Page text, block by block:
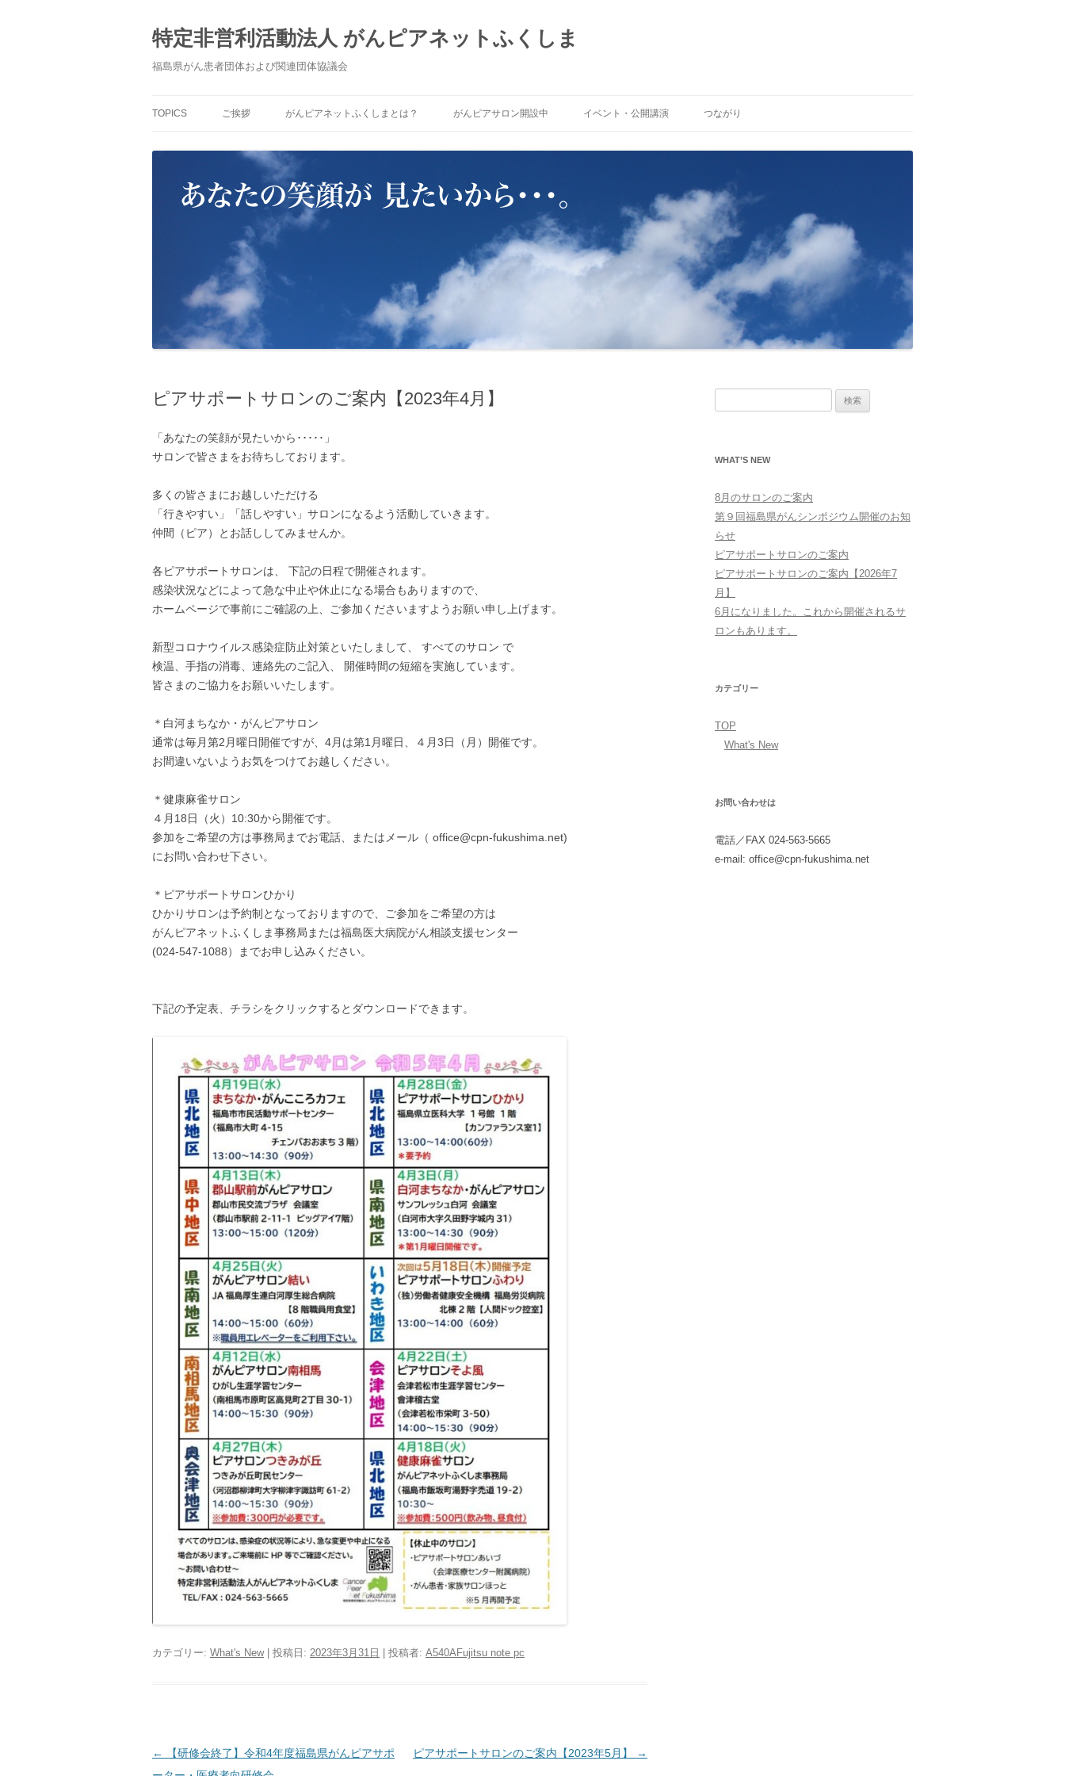
テ
ン
ツ
へ
ス
特定非営利活動法人 がんピアネットふくしま
福島県がん患者団体および関連団体協議会
TOPICS ご挨拶 がんピアネットふくしまとは？ がんピアサロン開設中 イベント・公開講演 つながり
がんの子どもを守る会 福島支部
独立行政法人 労働者健康福祉機
構 福島労災病院
ピアサポートサロンのご案内【2023年4月】
「あなたの笑顔が見たいから･････」
サロンで皆さまをお待ちしております。
多くの皆さまにお越しいただける
「行きやすい」「話しやすい」サロンになるよう活動していきます。
仲間（ピア）とお話ししてみませんか。
各ピアサポートサロンは、 下記の日程で開催されます。
感染状況などによって急な中止や休止になる場合もありますので、
ホームページで事前にご確認の上、ご参加くださいますようお願い申し上げます。
新型コロナウイルス感染症防止対策といたしまして、 すべてのサロン で
検温、手指の消毒、連絡先のご記入、 開催時間の短縮を実施しています。
皆さまのご協力をお願いいたします。
＊白河まちなか・がんピアサロン
通常は毎月第2月曜日開催ですが、4月は第1月曜日、４月3日（月）開催です。
お間違いないようお気をつけてお越しください。
＊健康麻雀サロン
４月18日（火）10:30から開催です。
参加をご希望の方は事務局までお電話、またはメール（ office@cpn-fukushima.net)
にお問い合わせ下さい。
＊ピアサポートサロンひかり
ひかりサロンは予約制となっておりますので、ご参加をご希望の方は
がんピアネットふくしま事務局または福島医大病院がん相談支援センター
(024-547-1088）までお申し込みください。
下記の予定表、チラシをクリックするとダウンロードできます。
カテゴリー: What's New| 投稿日: 2023年3月31日 投稿者: A540AFujitsu note pc
投
←
【研修会終了】令和4年度福島県がんピアサポ
ピアサポートサロンのご案内【2023年5月】 →
WHAT’S NEW
8月のサロンのご案内
第９回福島県がんシンポジウム開催のお知
らせ
ピアサポートサロンのご案内
ピアサポートサロンのご案内【2026年7
月】
6月になりました。これから開催されるサ
ロンもあります。
カテゴリー
TOP
What's New
お問い合わせは
電話／FAX 024-563-5665
e-mail: office@cpn-fukushima.net